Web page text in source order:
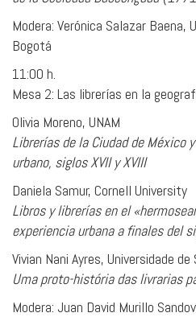
Modera: Verónica Salazar Baena,
Bogotá
11:00 h.
Mesa 2: Las librerías en la
Olivia Moreno, UNAM
Librerías de la Ciudad de México
urbano, siglos XVII y XVIII
Daniela Samur, Cornell University
Libros y librerías en el
experiencia urbana a finales del
Vivian Nani Ayres, Universidade de
Uma proto-história das livrarias
Modera: Juan David Murillo